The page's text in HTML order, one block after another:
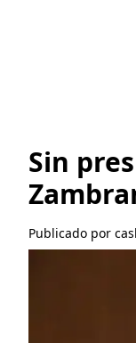
Sin
Publicado por